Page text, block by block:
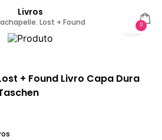
Livros
Lost + Found 0
+ Found Livro Capa Dura